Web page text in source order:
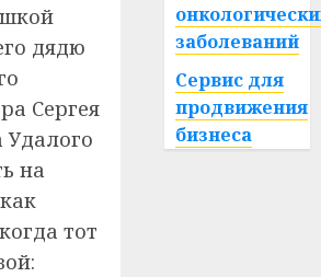
дядю
Сергея
Удалого
на
тот
заболеваний
Сервис для
продвижения
бизнеса